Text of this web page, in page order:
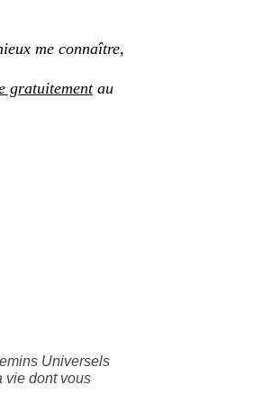
me connaître,
gratuitementau
Universels
vie dont vous